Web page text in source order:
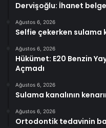
Dervişoğlu: İhanet
Ağustos 6, 2026
Selfie çekerken sulama
Ağustos 6, 2026
Hükümet: E20 Benzin
Açmadı
Ağustos 6, 2026
Sulama kanalının
Ağustos 6, 2026
Ortodontik tedavinin